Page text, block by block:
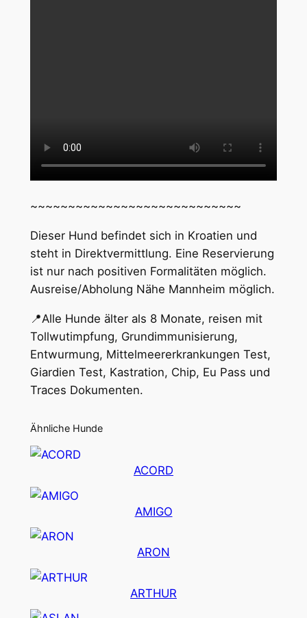
~~~~~~~~~~~~~~~~~~~~~~~~~~~~
Dieser Hund befindet sich in Kroatien und
steht in Direktvermittlung. Eine Reservierung
ist nur nach positiven Formalitäten möglich.
Ausreise/Abholung Nähe Mannheim möglich.
📍Alle Hunde älter als 8 Monate, reisen mit
Tollwutimpfung, Grundimmunisierung,
Entwurmung, Mittelmeererkrankungen Test,
Giardien Test, Kastration, Chip, Eu Pass und
Traces Dokumenten.
Ähnliche Hunde
ACORD
AMIGO
ARON
ARTHUR